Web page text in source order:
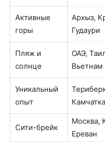
Активные
горы
Архыз,
Гудаури
Пляж и
солнце
ОАЭ,
Вьетнам
Уникальный
опыт
Камчатка
Сити-брейк
Москва,
Ереван